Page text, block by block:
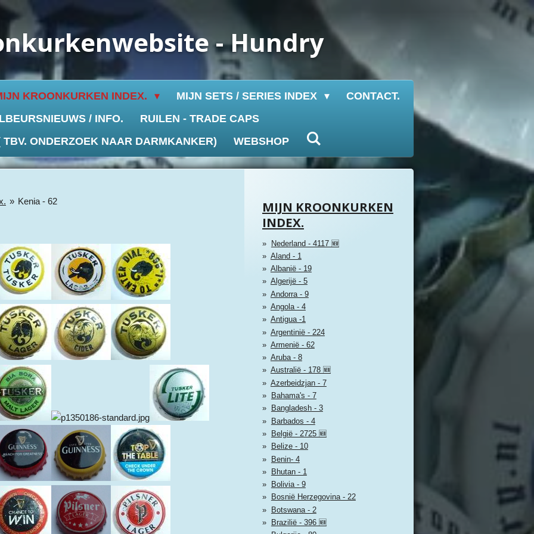
- Hundry
KROONKURKEN INDEX. MIJN SETS / SERIES INDEX
CONTACT.
/ INFO.
RUILEN - TRADE CAPS
ONDERZOEK NAAR DARMKANKER)
WEBSHOP
» Kenia - 62
MIJN KROONKURKEN
INDEX.
Nederland - 4117 🆕
Aland - 1
Albanië - 19
Algerijë - 5
Andorra - 9
Angola - 4
Antigua -1
Argentinië - 224
Armenië - 62
Aruba - 8
Australië - 178 🆕
Azerbeidzjan - 7
Bahama's - 7
Bangladesh - 3
Barbados - 4
België - 2725 🆕
Belize - 10
Benin- 4
Bhutan - 1
Bolivia - 9
Bosnië Herzegovina - 22
Botswana - 2
Brazilië - 396 🆕